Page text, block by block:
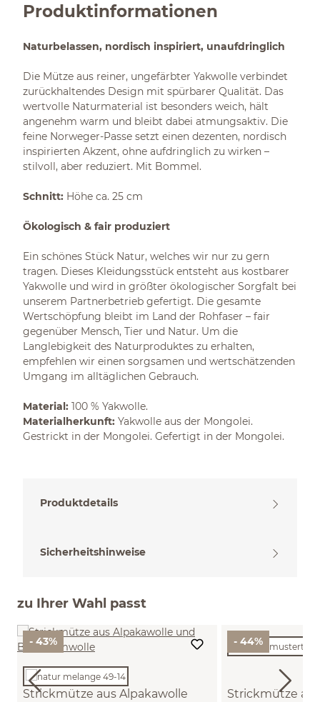
Produktinformationen
Naturbelassen, nordisch inspiriert, unaufdringlich
Die Mütze aus reiner, ungefärbter Yakwolle verbindet
zurückhaltendes Design mit spürbarer Qualität. Das
wertvolle Naturmaterial ist besonders weich, hält
angenehm warm und bleibt dabei atmungsaktiv. Die
feine Norweger-Passe setzt einen dezenten, nordisch
inspirierten Akzent, ohne aufdringlich zu wirken –
stilvoll, aber reduziert. Mit Bommel.
Schnitt: Höhe ca. 25 cm
Ökologisch & fair produziert
Ein schönes Stück Natur, welches wir nur zu gern
tragen. Dieses Kleidungsstück entsteht aus kostbarer
Yakwolle und wird in größter ökologischer Sorgfalt bei
unserem Partnerbetrieb gefertigt. Die gesamte
Wertschöpfung bleibt im Land der Rohfaser – fair
gegenüber Mensch, Tier und Natur. Um die
Langlebigkeit des Naturproduktes zu erhalten,
empfehlen wir einen sorgsamen und wertschätzenden
Umgang im alltäglichen Gebrauch.
Material: 100 % Yakwolle.
Materialherkunft: Yakwolle aus der Mongolei.
Gestrickt in der Mongolei. Gefertigt in der Mongolei.
Produktdetails
Sicherheitshinweise
zu Ihrer Wahl passt
- 43%
Strickmütze aus Alpakawolle
- 44%
Strickmütze